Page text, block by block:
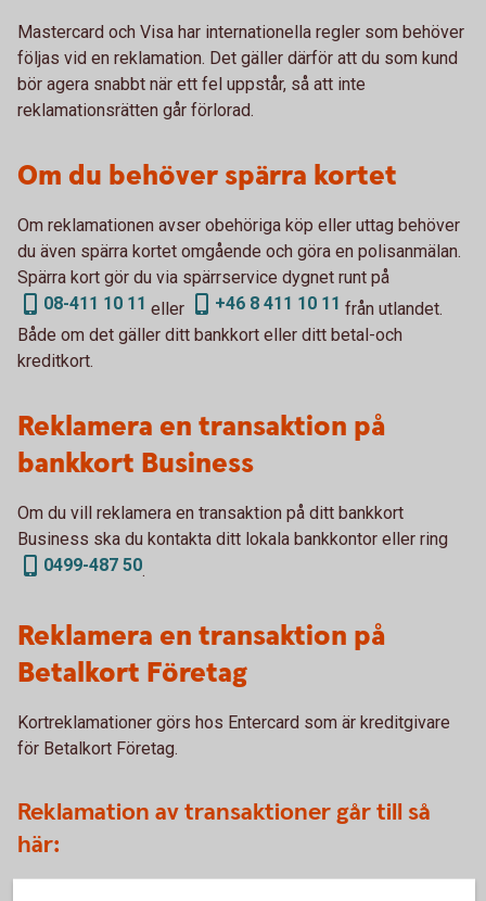
Mastercard och Visa har internationella regler som behöver
följas vid en reklamation. Det gäller därför att du som kund
bör agera snabbt när ett fel uppstår, så att inte
reklamationsrätten går förlorad.
Om du behöver spärra kortet
Om reklamationen avser obehöriga köp eller uttag behöver
du även spärra kortet omgående och göra en polisanmälan.
Spärra kort gör du via spärrservice dygnet runt på
08-411 10 11 eller +46 8 411 10 11 från utlandet.
Både om det gäller ditt bankkort eller ditt betal-och
kreditkort.
Reklamera en transaktion på
bankkort Business
Om du vill reklamera en transaktion på ditt bankkort
Business ska du kontakta ditt lokala bankkontor eller ring
0499-487 50.
Reklamera en transaktion på
Betalkort Företag
Kortreklamationer görs hos Entercard som är kreditgivare
för Betalkort Företag.
Reklamation av transaktioner går till så
här: